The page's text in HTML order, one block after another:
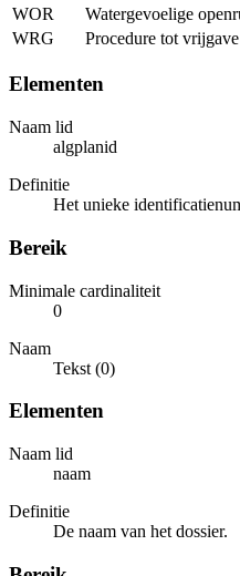
WOR
Watergevoelige
WRG
Procedure tot
Elementen
Naam lid
algplanid
Definitie
Het unieke
Bereik
Minimale cardinaliteit
0
Naam
Tekst (0)
Elementen
Naam lid
naam
Definitie
De naam van het dossier.